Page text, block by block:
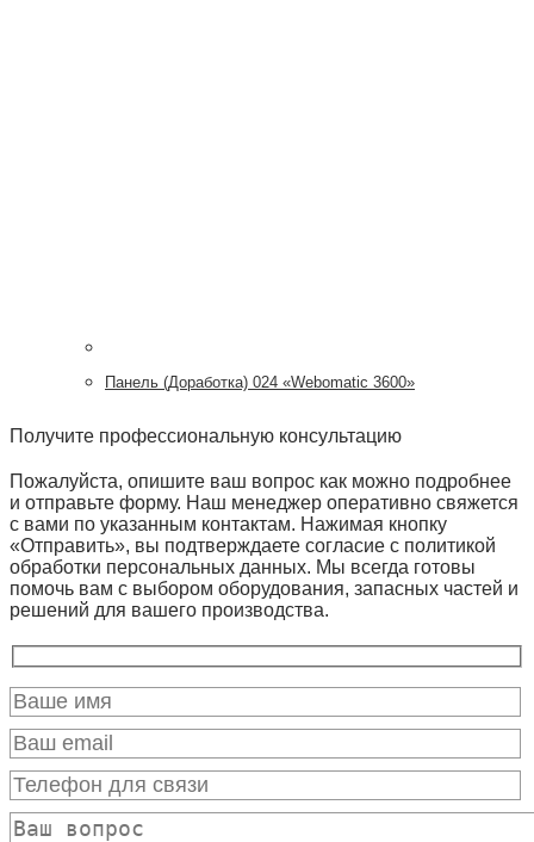
Панель (Доработка) 024 «Webomatic 3600»
Получите профессиональную консультацию
Пожалуйста, опишите ваш вопрос как можно подробнее
и отправьте форму. Наш менеджер оперативно свяжется
с вами по указанным контактам. Нажимая кнопку
«Отправить», вы подтверждаете согласие с политикой
обработки персональных данных. Мы всегда готовы
помочь вам с выбором оборудования, запасных частей и
решений для вашего производства.